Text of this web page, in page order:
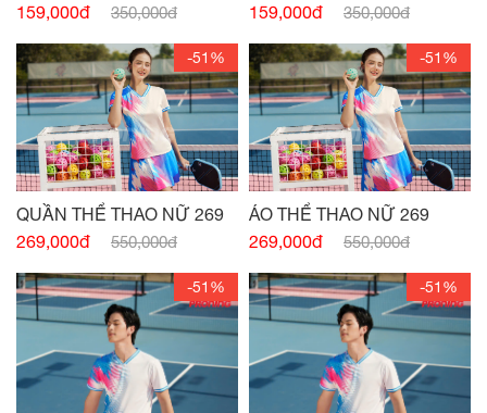
159,000đ
350,000đ
159,000đ
350,000đ
-51%
QUẦN THỂ THAO NỮ 269
269,000đ
550,000đ
-51%
ÁO THỂ THAO NỮ 269
269,000đ
550,000đ
-51% -51%